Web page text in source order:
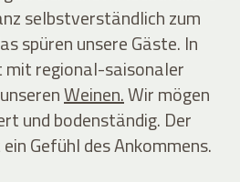
selbstverständlich zum
spüren unsere Gäste. In
mit regional-saisonaler
Weinen.Wir mögen
und bodenständig. Der
Gefühl des Ankommens.